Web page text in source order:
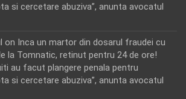
si cercetare abuziva”, anunta avocatul
on Inca un martor din dosarul fraudei cu
la Tomnatic, retinut pentru 24 de ore!
au facut plangere penala pentru
si cercetare abuziva”, anunta avocatul